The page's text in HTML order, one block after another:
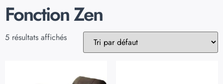
Fonction Zen
5 résultats affichés